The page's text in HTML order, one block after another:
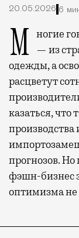
20.05.2026 6
Многие говорили, что худа без добра не бывает
— из
одежды, а
расцветут
казаться, что
прогнозов. Но
фэшн-бизнес
оптимизма не